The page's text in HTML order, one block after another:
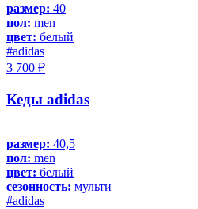
размер: 40
пол: men
цвет: белый
#adidas
3 700 ₽
Кеды adidas
размер: 40,5
пол: men
цвет: белый
сезонность: мульти
#adidas